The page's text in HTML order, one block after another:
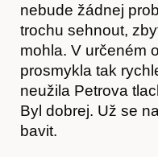
nebude žádnej
trochu sehnout,
mohla. V určeném
prosmykla tak
neužila Petrova
Byl dobrej. Už se
bavit.